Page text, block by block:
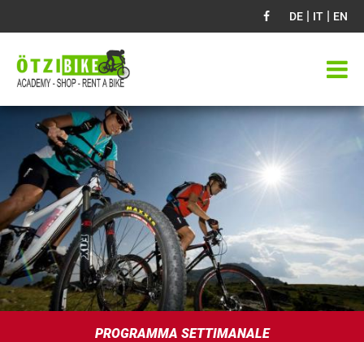
DE | IT | EN
PROGRAMMA SETTIMANALE